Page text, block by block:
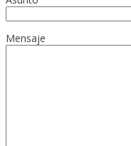
Mensaje